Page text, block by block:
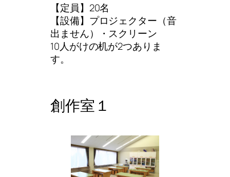
【定員】20名
【設備】プロジェクター（音
出ません）・スクリーン
10人がけの机が2つありま
す。
創作室１